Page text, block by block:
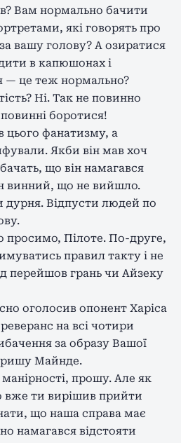
Вам нормально бачити
які говорять про
вашу голову? А озиратися
в капюшонах і
— це теж нормально?
Ні. Так не повинно
боротися!
цього фанатизму, а
Якби він мав хоч
що він намагався
винний, що не вийшло.
дурня. Відпусти людей по
Пілоте. По-друге,
правил такту і не
перейшов грань чи Айзеку
оголосив опонент Харіса
на всі чотири
за образу Вашої
Майнде.
прошу. Але як
вже ти вирішив прийти
що наша справа має
намагався відстояти